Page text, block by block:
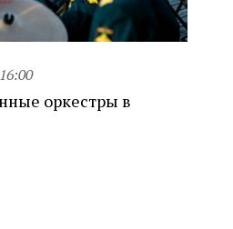
16:00
оркестры в